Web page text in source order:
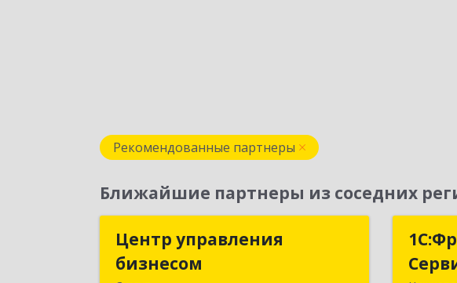
Рекомендованные партнеры
Ближайшие партнеры из соседних
Центр управления
бизнесом
Центр управления